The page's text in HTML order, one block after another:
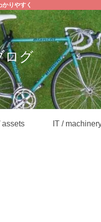
りやすく
ログ
assets IT /